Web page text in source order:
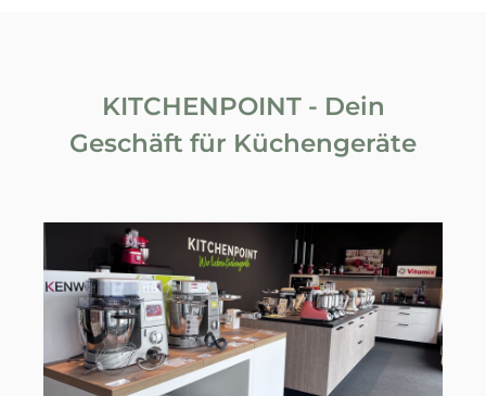
KITCHENPOINT - Dein
Geschäft für Küchengeräte